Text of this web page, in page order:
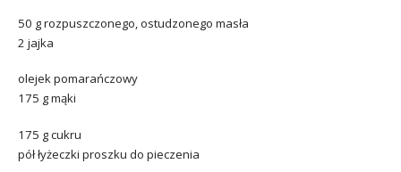
50 g rozpuszczonego, ostudzonego masła
2 jajka
olejek pomarańczowy
175 g mąki
175 g cukru
pół łyżeczki proszku do pieczenia